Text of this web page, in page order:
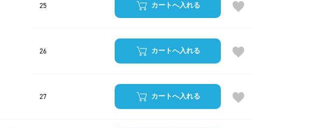
25 カートへ入れる
26 カートへ入れる
27 カートへ入れる